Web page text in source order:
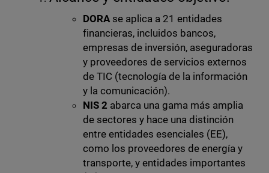
DORAse aplica a 21 entidades
financieras, incluidos bancos,
empresas de inversión, aseguradoras
y proveedores de servicios externos
de TIC (tecnología de la información
y la comunicación).
NIS 2 abarca una gama más amplia
de sectores y hace una distinción
entre entidades esenciales (EE),
como los proveedores de energía y
transporte, y entidades importantes